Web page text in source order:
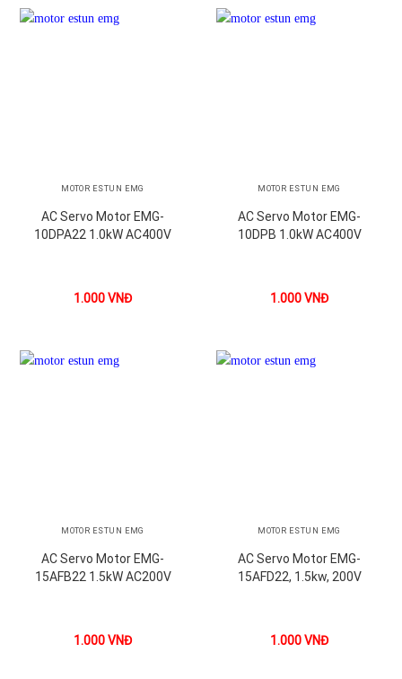
MOTOR ESTUN EMG
AC Servo Motor EMG-
10DPA22 1.0kW AC400V
1.000VNĐ
MOTOR ESTUN EMG
AC Servo Motor EMG-
10DPB 1.0kW AC400V
1.000VNĐ
MOTOR ESTUN EMG
AC Servo Motor EMG-
15AFB22 1.5kW AC200V
1.000VNĐ
MOTOR ESTUN EMG
AC Servo Motor EMG-
15AFD22, 1.5kw, 200V
1.000VNĐ